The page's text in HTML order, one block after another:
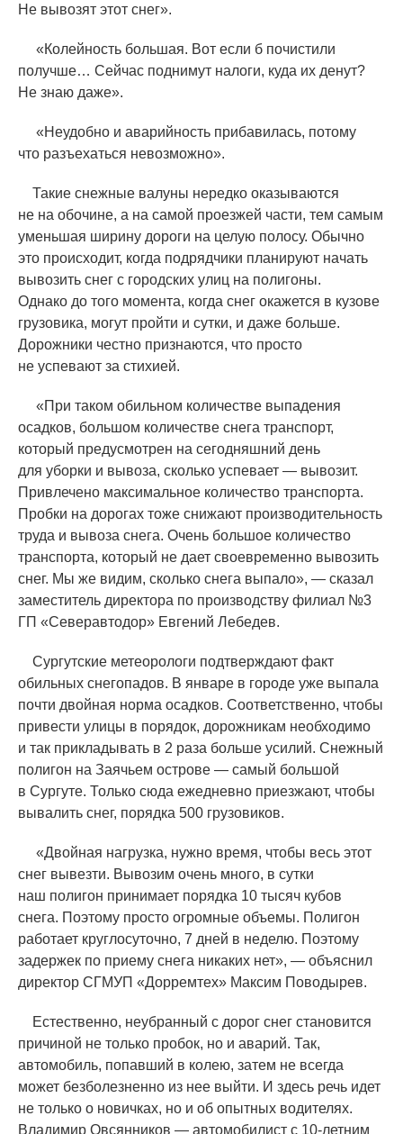
Не вывозят этот снег».
«Колейность большая. Вот если б почистили
получше… Сейчас поднимут налоги, куда их денут?
Не знаю даже».
«Неудобно и аварийность прибавилась, потому
что разъехаться невозможно».
Такие снежные валуны нередко оказываются
не на обочине, а на самой проезжей части, тем самым
уменьшая ширину дороги на целую полосу. Обычно
это происходит, когда подрядчики планируют начать
вывозить снег с городских улиц на полигоны.
Однако до того момента, когда снег окажется в кузове
грузовика, могут пройти и сутки, и даже больше.
Дорожники честно признаются, что просто
не успевают за стихией.
«При таком обильном количестве выпадения
осадков, большом количестве снега транспорт,
который предусмотрен на сегодняшний день
для уборки и вывоза, сколько успевает — вывозит.
Привлечено максимальное количество транспорта.
Пробки на дорогах тоже снижают производительность
труда и вывоза снега. Очень большое количество
транспорта, который не дает своевременно вывозить
снег. Мы же видим, сколько снега выпало», — сказал
заместитель директора по производству филиал №3
ГП «Северавтодор» Евгений Лебедев.
Сургутские метеорологи подтверждают факт
обильных снегопадов. В январе в городе уже выпала
почти двойная норма осадков. Соответственно, чтобы
привести улицы в порядок, дорожникам необходимо
и так прикладывать в 2 раза больше усилий. Снежный
полигон на Заячьем острове — самый большой
в Сургуте. Только сюда ежедневно приезжают, чтобы
вывалить снег, порядка 500 грузовиков.
«Двойная нагрузка, нужно время, чтобы весь этот
снег вывезти. Вывозим очень много, в сутки
наш полигон принимает порядка 10 тысяч кубов
снега. Поэтому просто огромные объемы. Полигон
работает круглосуточно, 7 дней в неделю. Поэтому
задержек по приему снега никаких нет», — объяснил
директор СГМУП «Дорремтех» Максим Поводырев.
Естественно, неубранный с дорог снег становится
причиной не только пробок, но и аварий. Так,
автомобиль, попавший в колею, затем не всегда
может безболезненно из нее выйти. И здесь речь идет
не только о новичках, но и об опытных водителях.
Владимир Овсянников — автомобилист с 10-летним